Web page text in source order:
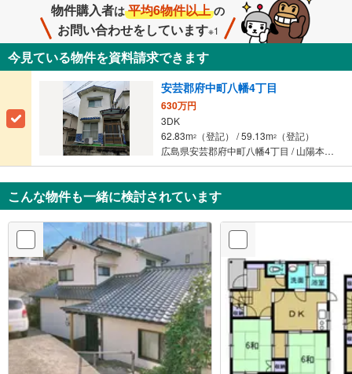
物件購入者は 平均6物件以上 の
お問い合わせをしています※1
今見ている物件を資料請求できます
安芸郡府中町八幡4丁目
630万円
3DK
62.83m2 （登記） / 59.13m2
（登記）
広島県安芸郡府中町八幡4丁目 / 山陽本線（JR西日本） 「向洋」駅 徒歩25分
こんな物件も一緒に検討されています